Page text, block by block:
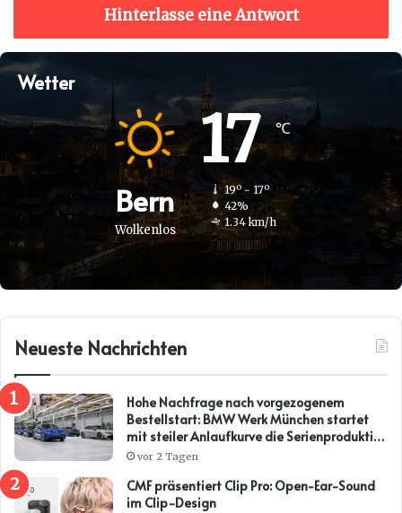
Hinterlasse eine Antwort
Wetter
Bern
Wolkenlos
17℃
19º - 17º
42%
1.34 km/h
Neueste Nachrichten
Hohe Nachfrage nach vorgezogenem
Bestellstart: BMW Werk München startet
mit steiler Anlaufkurve die Serienproduktion
des BMW i3*
vor 2 Tagen
CMF präsentiert Clip Pro: Open-Ear-Sound
im Clip-Design